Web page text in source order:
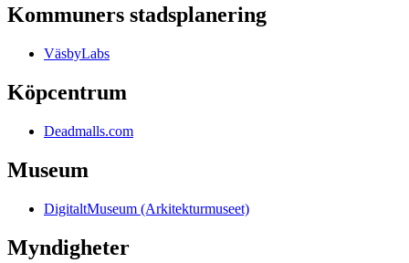
Kommuners stadsplanering
VäsbyLabs
Köpcentrum
Deadmalls.com
Museum
DigitaltMuseum (Arkitekturmuseet)
Myndigheter